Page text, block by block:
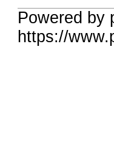
Powered by
https://